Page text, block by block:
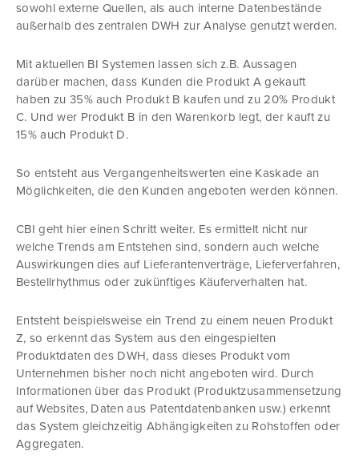
sowohl externe Quellen, als auch interne Datenbestände
außerhalb des zentralen DWH zur Analyse genutzt werden.
Mit aktuellen BI Systemen lassen sich z.B. Aussagen
darüber machen, dass Kunden die Produkt A gekauft
haben zu 35% auch Produkt B kaufen und zu 20% Produkt
C. Und wer Produkt B in den Warenkorb legt, der kauft zu
15% auch Produkt D.
So entsteht aus Vergangenheitswerten eine Kaskade an
Möglichkeiten, die den Kunden angeboten werden können.
CBI geht hier einen Schritt weiter. Es ermittelt nicht nur
welche Trends am Entstehen sind, sondern auch welche
Auswirkungen dies auf Lieferantenverträge, Lieferverfahren,
Bestellrhythmus oder zukünftiges Käuferverhalten hat.
Entsteht beispielsweise ein Trend zu einem neuen Produkt
Z, so erkennt das System aus den eingespielten
Produktdaten des DWH, dass dieses Produkt vom
Unternehmen bisher noch nicht angeboten wird. Durch
Informationen über das Produkt (Produktzusammensetzung
auf Websites, Daten aus Patentdatenbanken usw.) erkennt
das System gleichzeitig Abhängigkeiten zu Rohstoffen oder
Aggregaten.